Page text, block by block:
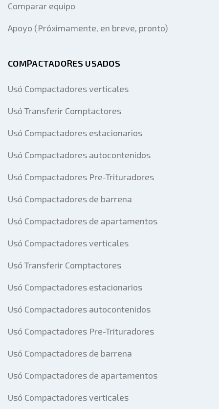
Comparar equipo
Apoyo (Próximamente, en breve, pronto)
COMPACTADORES USADOS
Usó Compactadores verticales
Usó Transferir Comptactores
Usó Compactadores estacionarios
Usó Compactadores autocontenidos
Usó Compactadores Pre-Trituradores
Usó Compactadores de barrena
Usó Compactadores de apartamentos
Usó Compactadores verticales
Usó Transferir Comptactores
Usó Compactadores estacionarios
Usó Compactadores autocontenidos
Usó Compactadores Pre-Trituradores
Usó Compactadores de barrena
Usó Compactadores de apartamentos
Usó Compactadores verticales